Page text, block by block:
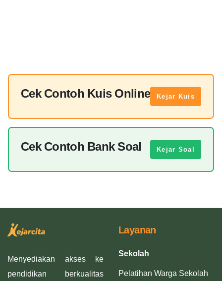
Cek Contoh Kuis Online Kejar Kuis
Cek Contoh Bank Soal Kejar Soal
Menyediakan akses ke
pendidikan berkualitas
Layanan
Sekolah
Pelatihan Warga Sekolah